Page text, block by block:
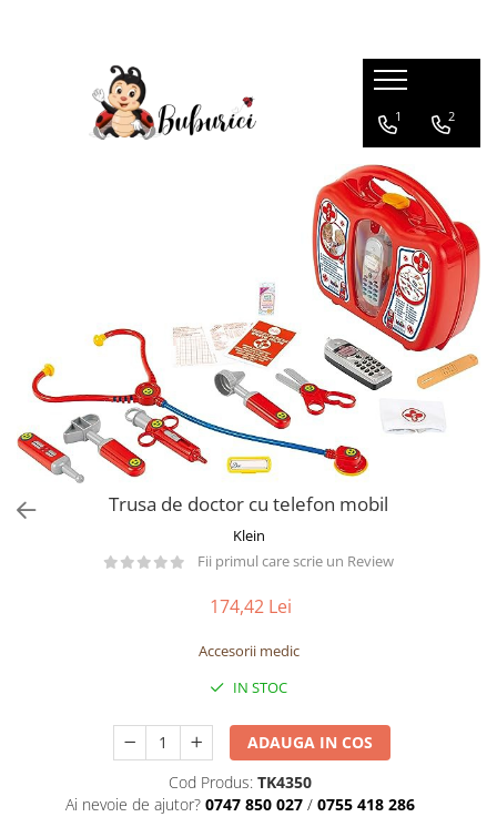
Pluș
Muzicale
Bebeluși
Diverse
Păpuși
1 2
Trusa de doctor cu telefon mobil
Klein
Fii primul care scrie un Review
174,42 Lei
Accesorii medic
IN STOC
ADAUGA IN COS
Cod Produs: TK4350
Ai nevoie de ajutor? 0747 850 027 / 0755 418 286